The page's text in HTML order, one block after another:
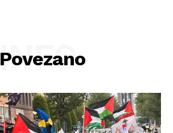
Povezano
INFO